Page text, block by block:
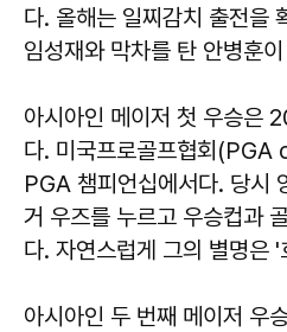
다. 올해는 일찌감치 출전을
임성재와 막차를 탄 안병훈
아시아인 메이저 첫 우승은
다. 미국프로골프협회
PGA 챔피언십에서다. 당시
거 우즈를 누르고 우승컵과
다. 자연스럽게 그의 별명은
아시아인 두 번째 메이저 우